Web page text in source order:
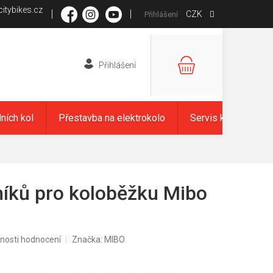
CZK
Přihlášení
NÁKUPNÍ
kol Přestavba na elektrokolo Servis kol
pro koloběžku Mibo
hodnocení Značka: MIBO